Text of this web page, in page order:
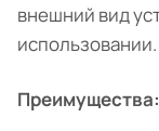
внешний вид
использовании.
Преимущества: